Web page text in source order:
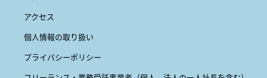
アクセス
個人情報の取り扱い
プライバシーポリシー